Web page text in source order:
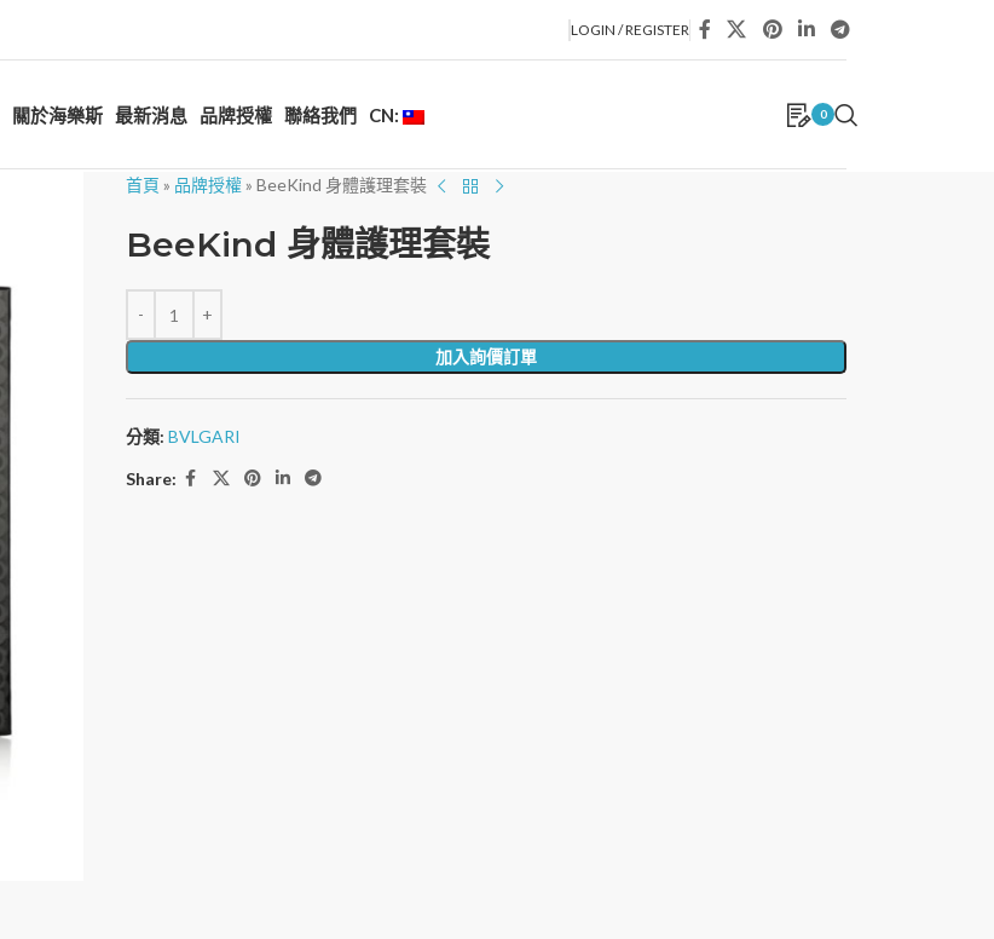
LOGIN / REGISTER
關於海樂斯 最新消息 品牌授權 聯絡我們 CN: 0
首頁 » 品牌授權» BeeKind 身體護理套裝
BeeKind 身體護理套裝
加入詢價訂單
分類: BVLGARI
Share: